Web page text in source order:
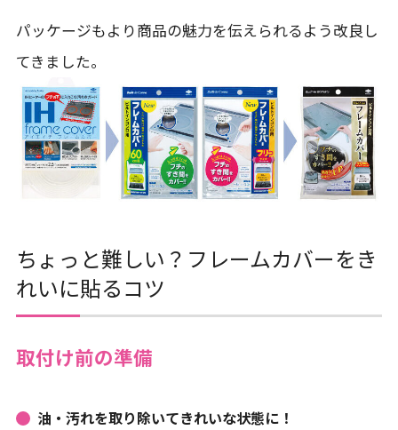
パッケージもより商品の魅力を伝えられるよう改良し
てきました。
ちょっと難しい？フレームカバーをき
れいに貼るコツ
取付け前の準備
油・汚れを取り除いてきれいな状態に！